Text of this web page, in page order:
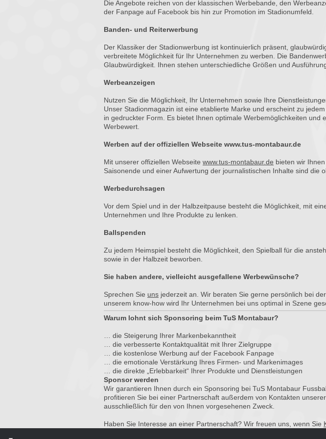
Die Angebote reichen von der klassischen Werbebande, den
der Fanpage auf Facebook bis hin zur Promotion im Stadionumfeld.
Banden- und Reiterwerbung
Der Klassiker der Stadionwerbung ist kontinuierlich präsent,
verbreitete Möglichkeit für Ihr Unternehmen zu werben. Die
Glaubwürdigkeit. Ihnen stehen unterschiedliche Größen und
Werbeanzeigen
Nutzen Sie die Möglichkeit, Ihr Unternehmen sowie Ihre
Unser Stadionmagazin ist eine etablierte Marke und erscheint zu
in gedruckter Form. Es bietet Ihnen optimale Werbemöglichkeiten und
Werbewert.
Werben auf der offiziellen Webseite www.tus-montabaur.de
Mit unserer offiziellen Webseite www.tus-montabaur.de bieten wir
Saisonende und einer Aufwertung der journalistischen Inhalte sind die
Werbedurchsagen
Vor dem Spiel und in der Halbzeitpause besteht die Möglichkeit, mit
Unternehmen und Ihre Produkte zu lenken.
Ballspenden
Zu jedem Heimspiel besteht die Möglichkeit, den Spielball für die
sowie in der Halbzeit beworben.
Sie haben andere, vielleicht ausgefallene Werbewünsche?
Sprechen Sie uns jederzeit an. Wir beraten Sie gerne persönlich bei
unserem know-how wird Ihr Unternehmen bei uns optimal in Szene
Warum lohnt sich Sponsoring beim TuS Montabaur?
… die Steigerung Ihrer Markenbekanntheit
… die verbesserte Kontaktqualität mit Ihrer Zielgruppe
… die kostenlose Werbung auf der Facebook Fanpage
… die emotionale Verstärkung Ihres Firmen- und Markenimages
… die direkte „Erlebbarkeit“ Ihrer Produkte und Dienstleistungen
Sponsor werden
Wir garantieren Ihnen durch ein Sponsoring bei TuS Montabaur
profitieren Sie bei einer Partnerschaft außerdem von Kontakten
ausschließlich für den von Ihnen vorgesehenen Zweck.
Haben Sie Interesse an einer Partnerschaft? Wir freuen uns, wenn Sie